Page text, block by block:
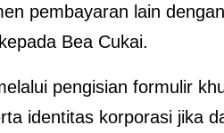
pembayaran lain
Bea Cukai.
pengisian formulir
identitas korporasi jika